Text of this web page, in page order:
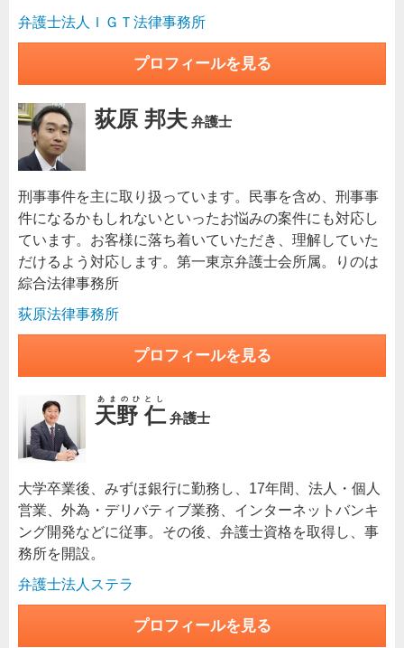
弁護士法人ＩＧＴ法律事務所
プロフィールを見る
荻原 邦夫 弁護士
刑事事件を主に取り扱っています。民事を含め、刑事事
件になるかもしれないといったお悩みの案件にも対応し
ています。お客様に落ち着いていただき、理解していた
だけるよう対応します。第一東京弁護士会所属。りのは
綜合法律事務所
荻原法律事務所
プロフィールを見る
天野 仁
あまのひとし
弁護士
大学卒業後、みずほ銀行に勤務し、17年間、法人・個人
営業、外為・デリバティブ業務、インターネットバンキ
ング開発などに従事。その後、弁護士資格を取得し、事
務所を開設。
弁護士法人ステラ
プロフィールを見る